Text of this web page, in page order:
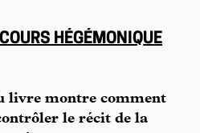
HÉGÉMONIQUE
livre montre comment
le récit de la